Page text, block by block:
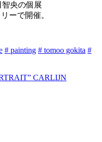
央の個展
ーで開催。
# painting # tomoo gokita #